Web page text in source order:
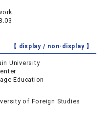
【 display / non-display】
University
Education
of Foreign Studies